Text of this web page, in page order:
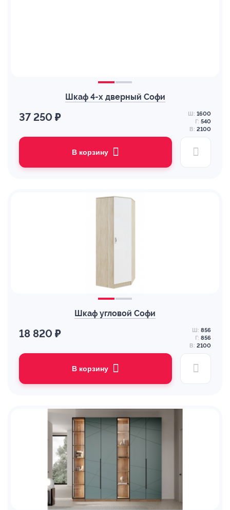
Шкаф 4-х дверный Софи
37 250 ₽ Ш: 1600
Г: 540
В: 2100
В корзину
Шкаф угловой Софи
18 820 ₽ Ш: 856
Г: 856
В: 2100
В корзину